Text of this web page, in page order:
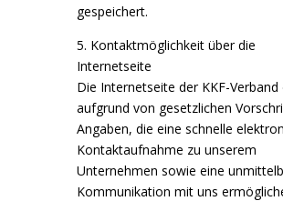
gespeichert.
5. Kontaktmöglichkeit über die
Internetseite
Die Internetseite der KKF-
aufgrund von gesetzlichen
Angaben, die eine schnelle
Kontaktaufnahme zu unserem
Unternehmen sowie eine
Kommunikation mit uns